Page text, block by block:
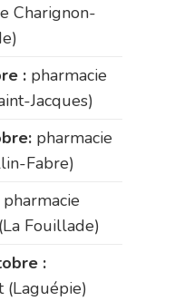
Charignon-
: pharmacie
Jacques)
pharmacie
Fabre)
pharmacie
Fouillade)
:
(Laguépie)